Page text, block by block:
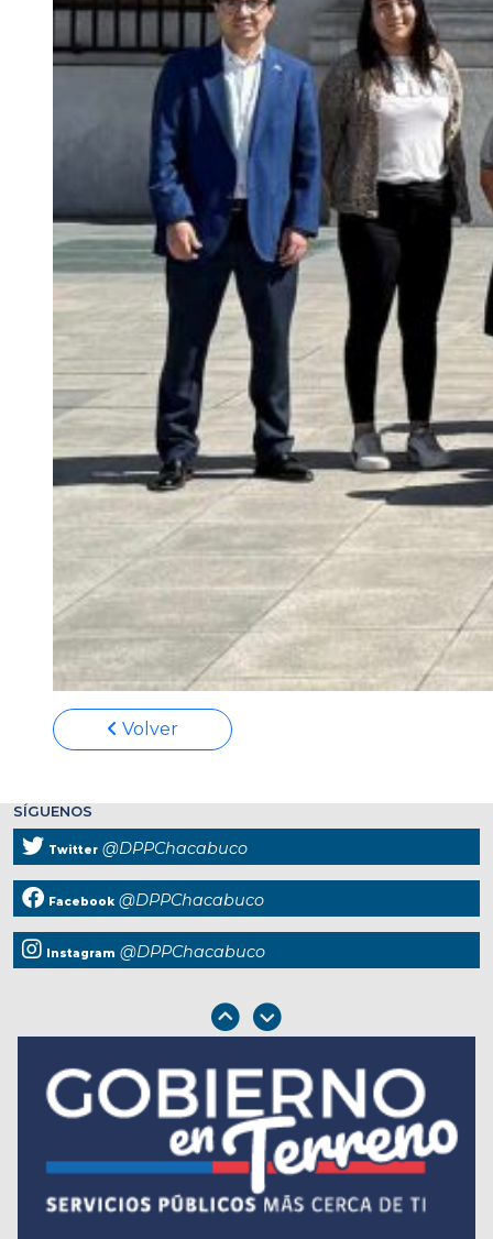
Volver
SÍGUENOS
Twitter @DPPChacabuco
Facebook @DPPChacabuco
Instagram @DPPChacabuco